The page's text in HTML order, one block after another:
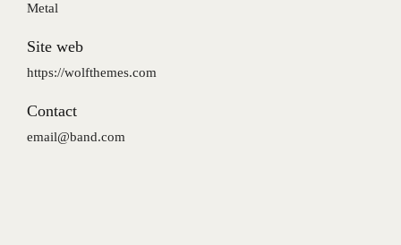
Metal
Site web
https://wolfthemes.com
Contact
email@band.com